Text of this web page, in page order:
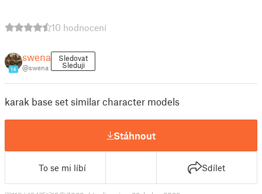
10 hodnocení
14
swena
@swena
Sledovat
Sleduji
karak base set similar character models
Stáhnout
To se mi líbí Sdílet